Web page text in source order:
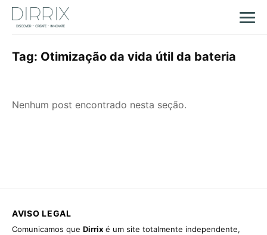
Tag: Otimização da vida útil da bateria
Nenhum post encontrado nesta seção.
AVISO LEGAL
Comunicamos que Dirrix é um site totalmente independente,